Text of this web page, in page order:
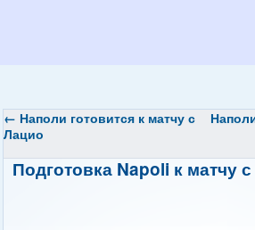
← Наполи готовится к матчу с
Лацио
Подготовка Napoli к матчу